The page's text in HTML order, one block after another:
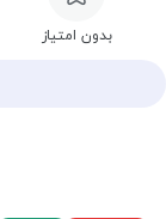
بدون امتیاز